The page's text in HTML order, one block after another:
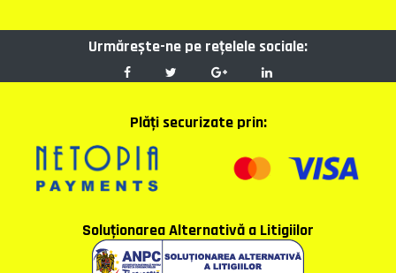
Urmărește-ne pe reţelele sociale:
Plăţi securizate prin:
Soluţionarea Alternativă a Litigiilor